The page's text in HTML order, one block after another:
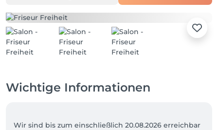
Wichtige Informationen
Wir sind bis zum einschließlich 20.08.2026 erreichbar